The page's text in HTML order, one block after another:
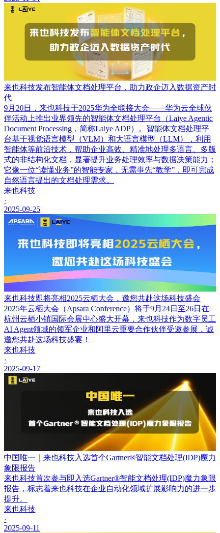
来也科技发布智能体文档处理平台，助力政企迈入数据资产时
代
9月20日，来也科技于2025华为全联接大会——华为云全球伙
伴活动上推出业界领先的智能体文档处理平台（Laiye Agentic
Document Processing，简称Laiye ADP）。智能体文档处理平
台基于视觉语言模型（VLM）和大语言模型（LLM），利用
智能体等前沿技术，帮助企业高效、精准地处理多语言、多版
式的非结构化文档，显著提升业务处理效率与数据决策能力；
它像一位“读懂业务”的智能专家，无需事先“教学”，即可完成
自然语言提出的文档处理需求。
来也科技
·
2025-09-25
来也科技即将亮相2025云栖大会，邀您共赴这场科技盛会
2025年云栖大会（Apsara Conference）将于9月24日至26日在
杭州云栖小镇国际会展中心盛大开幕，来也科技作为数字员工
AI Agent领域的领军企业和阿里云重要合作伙伴受邀参展，诚
邀您共赴这场科技盛宴！
来也科技
·
2025-09-17
中国唯一｜来也科技入选首个Gartner®智能文档处理(IDP)魔力
象限报告
来也科技首次参与即入选Gartner®智能文档处理(IDP)魔力象限
报告，标志着来也科技在企业自动化领域扩展影响力的进一步
提升。
来也科技
·
2025-09-11